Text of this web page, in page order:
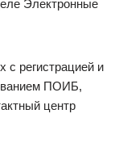
Электронные
с регистрацией и
ПОИБ,
центр